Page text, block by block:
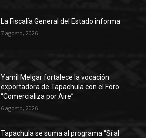
La Fiscalía General del Estado informa
7 agosto, 2026
Yamil Melgar fortalece la vocación
exportadora de Tapachula con el Foro
“Comercializa por Aire”
6 agosto, 2026
Tapachula se suma al programa “Sí al